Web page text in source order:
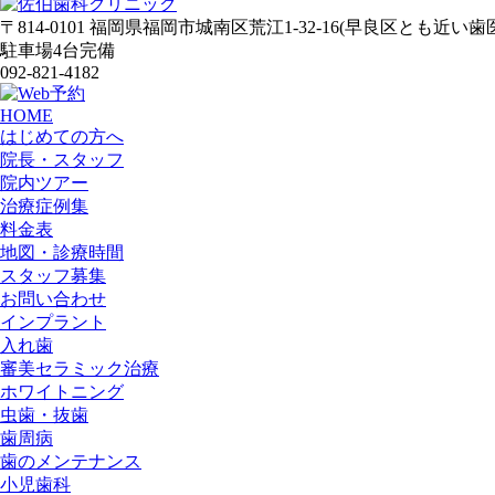
〒814-0101 福岡県福岡市城南区荒江1-32-16(早良区とも近い歯
駐車場4台完備
092-821-4182
HOME
はじめての方へ
院長・スタッフ
院内ツアー
治療症例集
料金表
地図・診療時間
スタッフ募集
お問い合わせ
インプラント
入れ歯
審美セラミック治療
ホワイトニング
虫歯・抜歯
歯周病
歯のメンテナンス
小児歯科